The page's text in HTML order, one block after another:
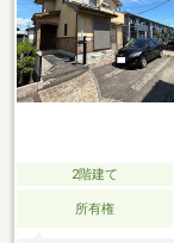
2階建て
所有権